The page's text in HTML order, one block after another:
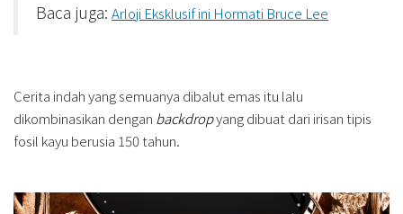
Baca juga: Arloji Eksklusif ini Hormati Bruce Lee
Cerita indah yang semuanya dibalut emas itu lalu
dikombinasikan dengan backdropyang dibuat dari irisan tipis
fosil kayu berusia 150 tahun.